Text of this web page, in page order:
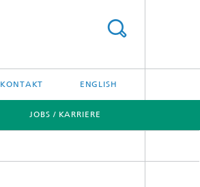
KONTAKT ENGLISH
JOBS / KARRIERE